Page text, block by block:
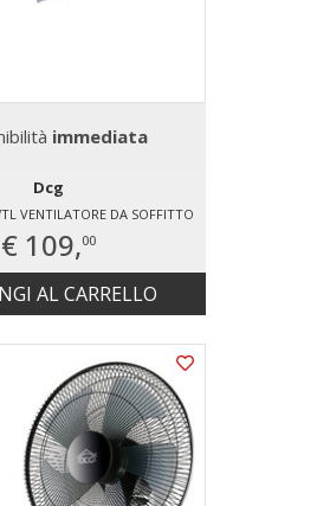
immediata
Dcg
VENTILATORE DA SOFFITTO
€ 109,00
AL CARRELLO